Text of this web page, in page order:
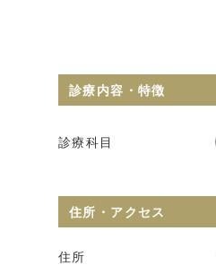
診療内容・特徴
診療科目
住所・アクセス
住所